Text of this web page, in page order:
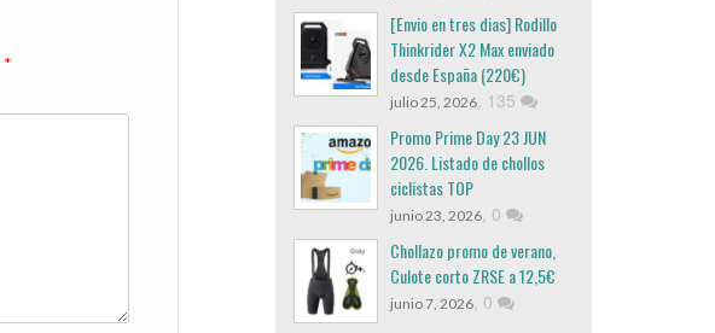
*
[Envio en tres dias] Rodillo
Thinkrider X2 Max enviado
desde España (220€)
julio 25, 2026, 135
Promo Prime Day 23 JUN
2026. Listado de chollos
ciclistas TOP
junio 23, 2026, 0
Chollazo promo de verano,
Culote corto ZRSE a 12,5€
junio 7, 2026, 0